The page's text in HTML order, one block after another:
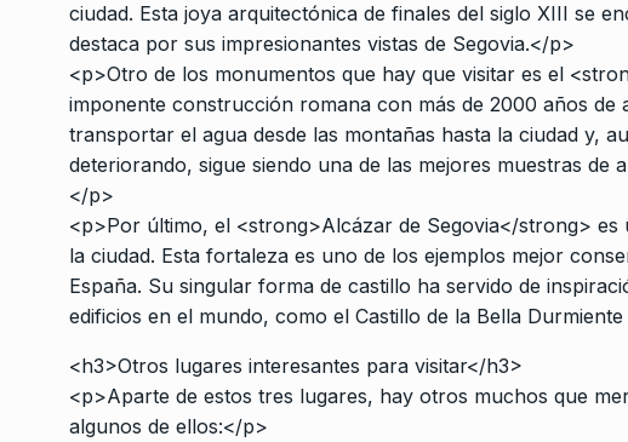
ciudad. Esta joya arquitectónica de finales del siglo XIII se
destaca por sus impresionantes vistas de Segovia.</p>
<p>Otro de los monumentos que hay que visitar es el
imponente construcción romana con más de 2000 años de
transportar el agua desde las montañas hasta la ciudad y,
deteriorando, sigue siendo una de las mejores muestras de
</p>
<p>Por último, el <strong>Alcázar de Segovia</strong>
la ciudad. Esta fortaleza es uno de los ejemplos mejor
España. Su singular forma de castillo ha servido de
edificios en el mundo, como el Castillo de la Bella
<h3>Otros lugares interesantes para visitar</h3>
<p>Aparte de estos tres lugares, hay otros muchos que
algunos de ellos:</p>